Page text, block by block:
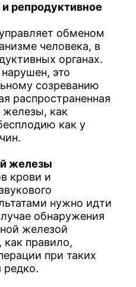
репродуктивное
обменом
человека, в
органах.
это
созреванию
распространенная
железы, как
как у
железы
крови и
нужно идти
обнаружения
железой
как правило,
при таких
редко.